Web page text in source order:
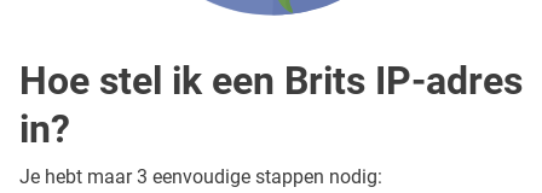
Hoe stel ik een Brits IP-adres
in?
Je hebt maar 3 eenvoudige stappen nodig: